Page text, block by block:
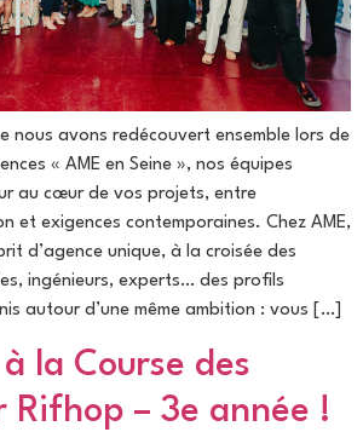
nous avons redécouvert ensemble lors de
« AME en Seine », nos équipes
au cœur de vos projets, entre
et exigences contemporaines. Chez AME,
d’agence unique, à la croisée des
ingénieurs, experts… des profils
autour d’une même ambition : vous […]
la Course des
Rifhop – 3e année !